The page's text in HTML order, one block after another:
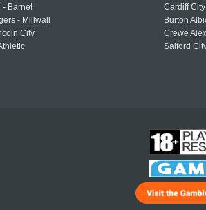
- Barnet
- Millwall
City
Cardiff
Burton
Crewe
Salford